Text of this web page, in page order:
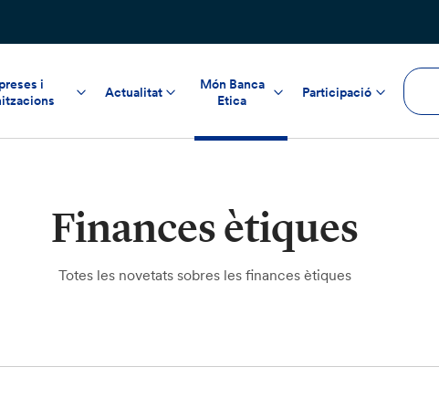
i
Actualitat
Món Banca
Etica
Participació
Finances ètiques
Totes les novetats sobres les finances ètiques